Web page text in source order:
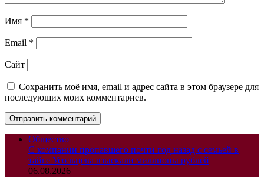
Имя *
Email *
Сайт
Сохранить моё имя, email и адрес сайта в этом браузере для
последующих моих комментариев.
Общество
С компании пропавшего почти год назад с семьей в
тайге Усольцева взыскали миллионы рублей
06.08.2026